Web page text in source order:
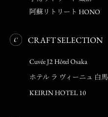
阿蘇リトリート HONO
CRAFT SELECTION
Cuvée J2 Hôtel Osaka
ホテル ラ ヴィーニュ 白馬
KEIRIN HOTEL 10